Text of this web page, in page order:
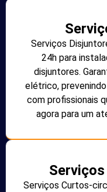
Serviços
24h para
disjuntores.
elétrico,
com profissionais
agora para um
Serviços Curtos-